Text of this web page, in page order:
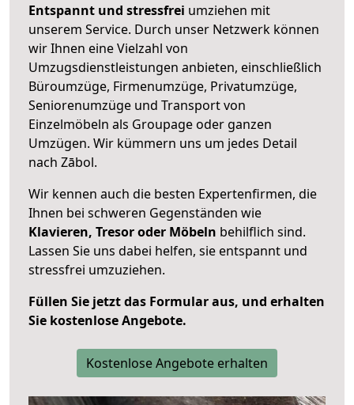
Entspannt und stressfrei umziehen mit
unserem Service. Durch unser Netzwerk können
wir Ihnen eine Vielzahl von
Umzugsdienstleistungen anbieten, einschließlich
Büroumzüge, Firmenumzüge, Privatumzüge,
Seniorenumzüge und Transport von
Einzelmöbeln als Groupage oder ganzen
Umzügen. Wir kümmern uns um jedes Detail
nach Zābol.
Wir kennen auch die besten Expertenfirmen, die
Ihnen bei schweren Gegenständen wie
Klavieren, Tresor oder Möbeln behilflich sind.
Lassen Sie uns dabei helfen, sie entspannt und
stressfrei umzuziehen.
Füllen Sie jetzt das Formular aus, und erhalten
Sie kostenlose Angebote.
Kostenlose Angebote erhalten